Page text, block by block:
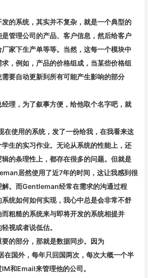
的系统，其实并不复杂，就是一个典型的
管理公司的产品、客户信息，然后给客户
家下生产单等等。当然，这每一个模块中
，例如，产品的价格组成，当某些价格组
要自动更新到所有可能产生影响的部分
经理，为了叙事方便，给他取个名字吧，就
使用的系统，发了一份给我，在我看来这
生的实习作业。无论从系统的性能上，还
的条理性上，都存在很多的问题。但就是
居然使用了近7年的时间，这让我感到很
解。而Gentleman经常在需求的沟通过程
统如何如何实现，我心中总是会非常不舒
粗糙的系统来与即将开发的系统相提并
视或者说低估。
的部分，那就是数据同步。因为
国外，每年只回国两次，每次大概一个半
和Email来管理他的公司。